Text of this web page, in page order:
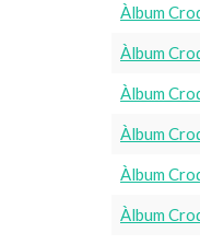
Àlbum
Àlbum
Àlbum
Àlbum
Àlbum
Àlbum